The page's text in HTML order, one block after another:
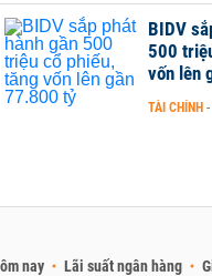
BIDV
500
vốn lên
TÀI CHÍNH -
nay Lãi suất ngân hàng